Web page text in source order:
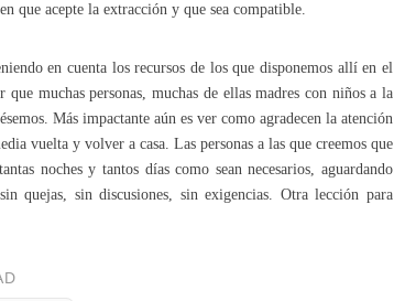
que acepte la extracción y que sea compatible.
en cuenta los recursos de los que disponemos allí en el
muchas personas, muchas de ellas madres con niños a la
Más impactante aún es ver como agradecen la atención
vuelta y volver a casa. Las personas a las que creemos que
noches y tantos días como sean necesarios, aguardando
quejas, sin discusiones, sin exigencias. Otra lección para